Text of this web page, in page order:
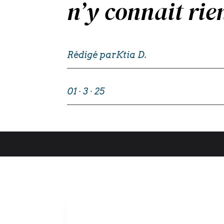
n’y connait
Rédigé parKtia D.
01 · 3 · 25